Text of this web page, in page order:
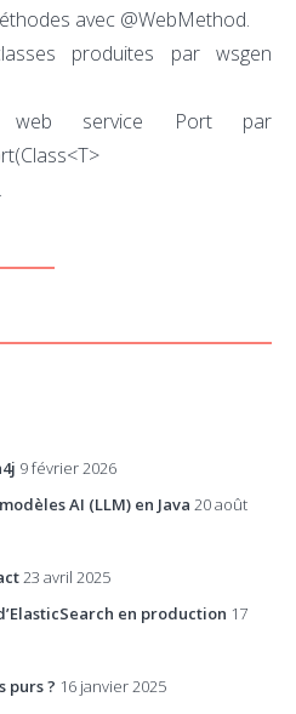
avec @WebMethod.
produites par wsgen
web service Port par
9 février 2026
AI (LLM) en Java 20 août
23 avril 2025
en production 17
purs ? 16 janvier 2025